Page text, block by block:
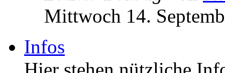
Letzter Beitrag
Mittwoch 14.